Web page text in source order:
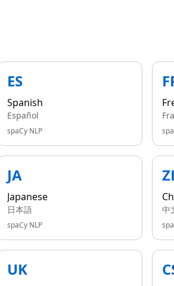
ES
Spanish
Español
spaCy NLP
JA
Japanese
日本語
spaCy NLP
中
UK